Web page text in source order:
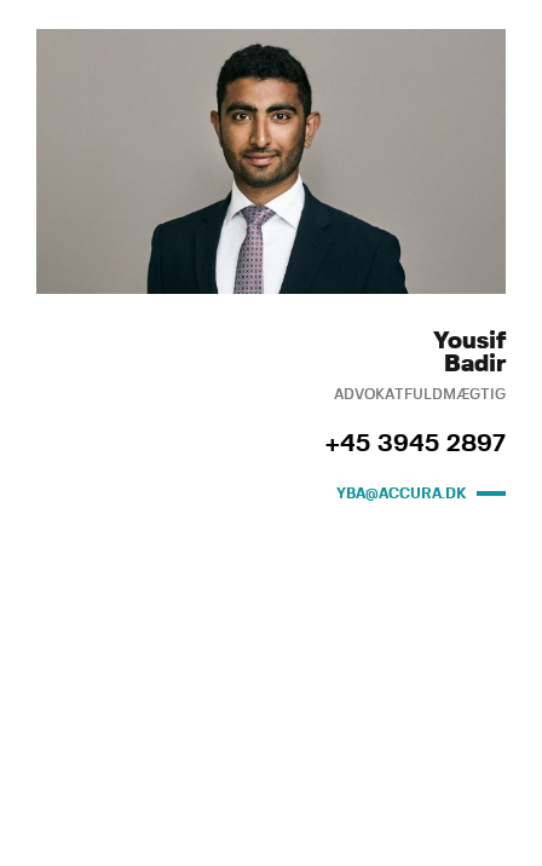
Yousif
Badir
ADVOKATFULDMÆGTIG
+45 3945 2897
YBA@ACCURA.DK